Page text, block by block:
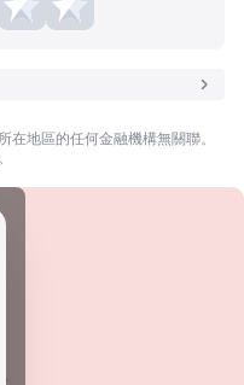
地區的任何金融機構無關聯。
格的合規性、資金隔離、保險和